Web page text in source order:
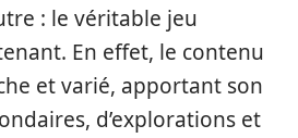
: le véritable jeu
En effet, le contenu
et varié, apportant son
d’explorations et